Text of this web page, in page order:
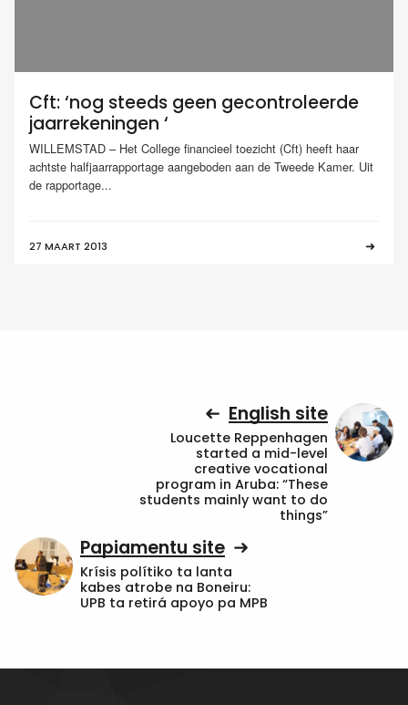
Cft: ‘nog steeds geen gecontroleerde
jaarrekeningen ‘
WILLEMSTAD – Het College financieel toezicht (Cft) heeft haar
achtste halfjaarrapportage aangeboden aan de Tweede Kamer. Uit
de rapportage...
27 MAART 2013
English site
Loucette Reppenhagen
started a mid-level
creative vocational
program in Aruba: “These
students mainly want to do
things”
Papiamentu site
Krísis polítiko ta lanta
kabes atrobe na Boneiru:
UPB ta retirá apoyo pa MPB